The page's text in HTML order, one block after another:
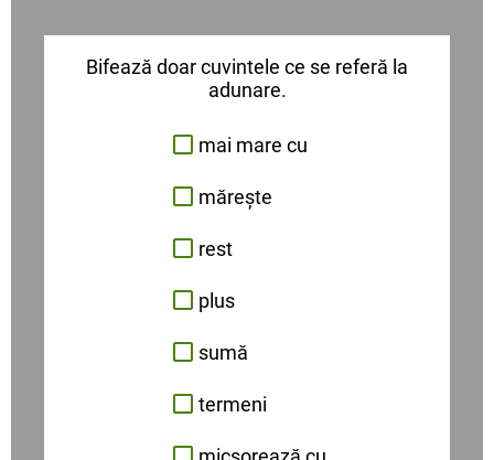
Bifează doar cuvintele ce se referă la
adunare.
mai mare cu
mărește
rest
plus
sumă
termeni